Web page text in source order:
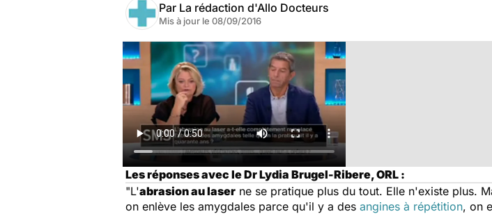
Par La rédaction d'Allo Docteurs
Mis à jour le 08/09/2016
Les réponses avec le Dr Lydia Brugel-Ribere, ORL :
"L'abrasion au laser ne se pratique plus du tout. Elle n'existe plus.
on enlève les amygdales parce qu'il y a des angines à répétition, on